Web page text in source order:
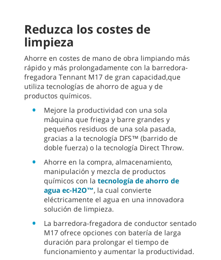
Reduzca los costes de
limpieza
Ahorre en costes de mano de obra limpiando más
rápido y más prolongadamente con la barredora-
fregadora Tennant M17 de gran capacidad,que
utiliza tecnologías de ahorro de agua y de
productos químicos.
Mejore la productividad con una sola
máquina que friega y barre grandes y
pequeños residuos de una sola pasada,
gracias a la tecnología DFS™ (barrido de
doble fuerza) o la tecnología Direct Throw.
Ahorre en la compra, almacenamiento,
manipulación y mezcla de productos
químicos con la tecnología de ahorro de
agua ec-H2O™, la cual convierte
eléctricamente el agua en una innovadora
solución de limpieza.
La barredora-fregadora de conductor sentado
M17 ofrece opciones con batería de larga
duración para prolongar el tiempo de
funcionamiento y aumentar la productividad.